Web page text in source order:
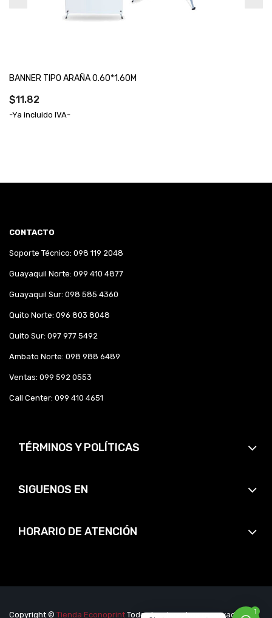
BANNER TIPO ARAÑA 0.60*1.60M
$11.82
-Ya incluido IVA-
CONTACTO
Soporte Técnico: 098 119 2048
Guayaquil Norte: 099 410 4877
Guayaquil Sur: 098 585 4360
Quito Norte: 096 803 8048
Quito Sur: 097 977 5492
Ambato Norte: 098 988 6489
Ventas: 099 592 0553
Call Center: 099 410 4651
TÉRMINOS Y POLÍTICAS
SIGUENOS EN
HORARIO DE ATENCIÓN
Copyright © Tienda Econoprint Todos los derechos reservados. 1